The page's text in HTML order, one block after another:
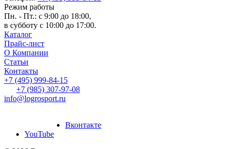
Режим работы
Пн. - Пт.: с 9:00 до 18:00,
в субботу с 10:00 до 17:00.
Каталог
Прайс-лист
О Компании
Статьи
Контакты
+7 (495) 999-84-15
+7 (985) 307-97-08
info@logrosport.ru
Вконтакте
YouTube